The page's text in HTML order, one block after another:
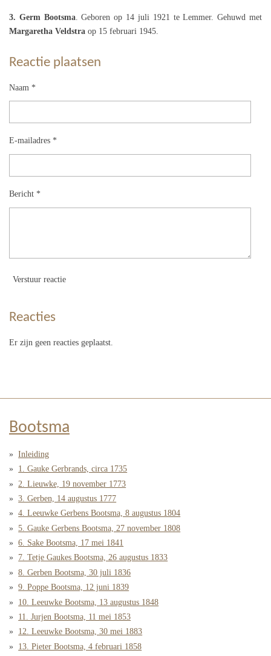
3. Germ Bootsma. Geboren op 14 juli 1921 te Lemmer. Gehuwd met
Margaretha Veldstra op 15 februari 1945.
Reactie plaatsen
Naam *
E-mailadres *
Bericht *
Verstuur reactie
Reacties
Er zijn geen reacties geplaatst.
Bootsma
Inleiding
1. Gauke Gerbrands, circa 1735
2. Lieuwke, 19 november 1773
3. Gerben, 14 augustus 1777
4. Leeuwke Gerbens Bootsma, 8 augustus 1804
5. Gauke Gerbens Bootsma, 27 november 1808
6. Sake Bootsma, 17 mei 1841
7. Tetje Gaukes Bootsma, 26 augustus 1833
8. Gerben Bootsma, 30 juli 1836
9. Poppe Bootsma, 12 juni 1839
10. Leeuwke Bootsma, 13 augustus 1848
11. Jurjen Bootsma, 11 mei 1853
12. Leeuwke Bootsma, 30 mei 1883
13. Pieter Bootsma, 4 februari 1858